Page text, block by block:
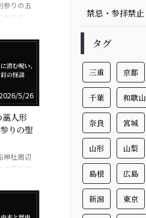
参りの五
てお
5/26
人形
りの聖
神社周辺
寸釘が打
禁忌・参拝禁止
タグ
三重 京都
千葉 和歌山
奈良 宮城
山形 山梨
島根 広島
新潟 東京